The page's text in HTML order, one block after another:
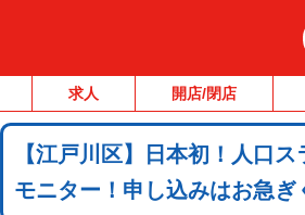
求人 開店/閉店
【江戸川区】日本初！人口
モニター！申し込みはお急ぎ